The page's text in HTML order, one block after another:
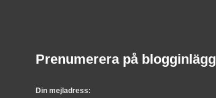
Prenumerera på blogginlägg
Din mejladress: